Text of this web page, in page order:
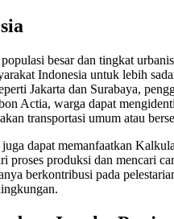
besar dan tingkat
Indonesia untuk lebih
Jakarta dan Surabaya,
Actia, warga dapat
transportasi umum atau
dapat memanfaatkan
proses produksi dan mencari
berkontribusi pada